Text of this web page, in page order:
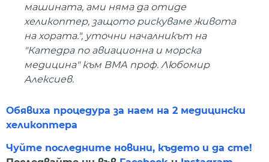
машината, ами няма да отиде
хеликоптер, защото рискуваме живота
на хората.", уточни началникът на
"Катедра по авиационна и морска
медицина" към ВМА проф. Любомир
Алексиев.
Обявиха процедура за наем на 2 медицински
хеликоптера
Чуйте последните новини, където и да сте!